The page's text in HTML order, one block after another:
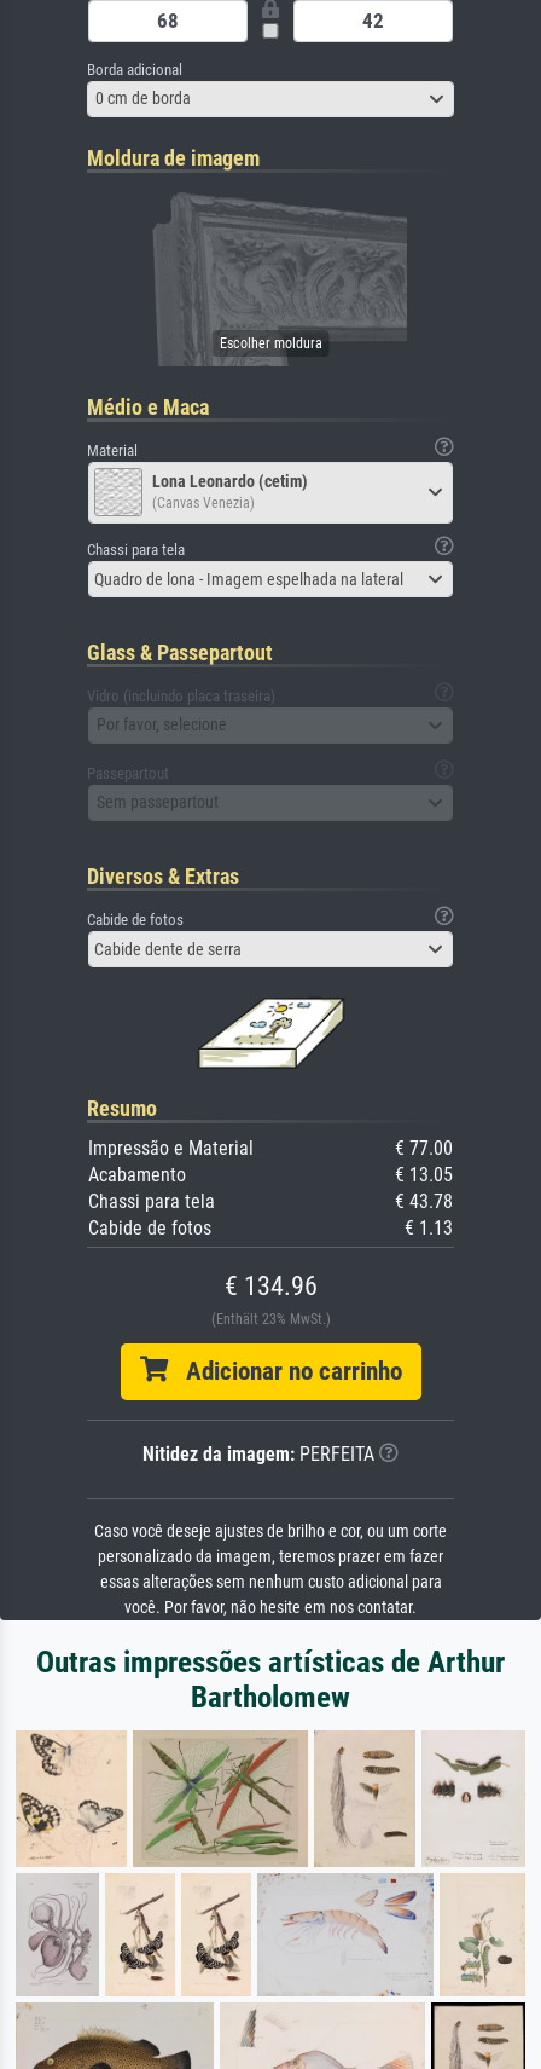
Borda adicional
0 cm de borda
Moldura de imagem
Médio e Maca
Material
Lona Leonardo (cetim)
(Canvas Venezia)
Chassi para tela
Quadro de lona - Imagem espelhada na lateral
Glass & Passepartout
Vidro (incluindo placa traseira)
Por favor, selecione
Passepartout
Sem passepartout
Diversos & Extras
Cabide de fotos
Cabide dente de serra
Resumo
Impressão e Material
€ 77.00
Acabamento
€ 13.05
Chassi para tela
€ 43.78
Cabide de fotos
€ 1.13
€ 134.96
(Enthält 23% MwSt.)
Adicionar no carrinho
Nitidez da imagem: PERFEITA
Caso você deseje ajustes de brilho e cor, ou um corte
personalizado da imagem, teremos prazer em fazer
essas alterações sem nenhum custo adicional para
você. Por favor, não hesite em nos contatar.
Outras impressões artísticas de Arthur
Bartholomew